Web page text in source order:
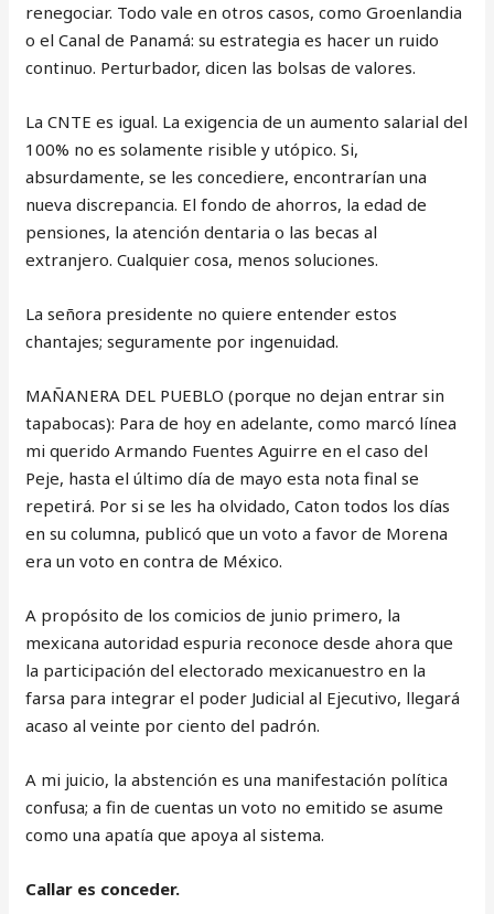
renegociar. Todo vale en otros casos, como Groenlandia
o el Canal de Panamá: su estrategia es hacer un ruido
continuo. Perturbador, dicen las bolsas de valores.
La CNTE es igual. La exigencia de un aumento salarial del
100% no es solamente risible y utópico. Si,
absurdamente, se les concediere, encontrarían una
nueva discrepancia. El fondo de ahorros, la edad de
pensiones, la atención dentaria o las becas al
extranjero. Cualquier cosa, menos soluciones.
La señora presidente no quiere entender estos
chantajes; seguramente por ingenuidad.
MAÑANERA DEL PUEBLO (porque no dejan entrar sin
tapabocas): Para de hoy en adelante, como marcó línea
mi querido Armando Fuentes Aguirre en el caso del
Peje, hasta el último día de mayo esta nota final se
repetirá. Por si se les ha olvidado, Caton todos los días
en su columna, publicó que un voto a favor de Morena
era un voto en contra de México.
A propósito de los comicios de junio primero, la
mexicana autoridad espuria reconoce desde ahora que
la participación del electorado mexicanuestro en la
farsa para integrar el poder Judicial al Ejecutivo, llegará
acaso al veinte por ciento del padrón.
A mi juicio, la abstención es una manifestación política
confusa; a fin de cuentas un voto no emitido se asume
como una apatía que apoya al sistema.
Callar es conceder.